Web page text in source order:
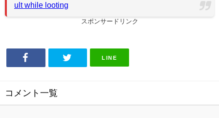
ult while looting
スポンサードリンク
LINE
コメント一覧